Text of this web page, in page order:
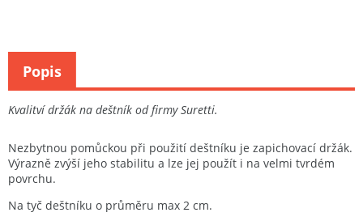
Kvalitví držák na deštník od firmy Suretti.
Nezbytnou pomůckou při použití deštníku je zapichovací držák.
Výrazně zvýší jeho stabilitu a lze jej použít i na velmi tvrdém
povrchu.
Na tyč deštníku o průměru max 2 cm.
Popis